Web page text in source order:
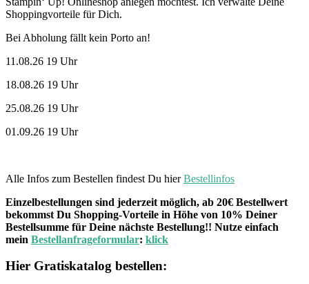
Shoppingvorteile für Dich.
Bei Abholung fällt kein Porto an!
11.08.26 19 Uhr
18.08.26 19 Uhr
25.08.26 19 Uhr
01.09.26 19 Uhr
Alle Infos zum Bestellen findest Du hierBestellinfos
Einzelbestellungen sind jederzeit möglich, ab 20€ Bestellwert
bekommst Du Shopping-Vorteile in Höhe von 10% Deiner
Bestellsumme für Deine nächste Bestellung!! Nutze einfach
mein Bestellanfrageformular: klick
Hier Gratiskatalog bestellen: